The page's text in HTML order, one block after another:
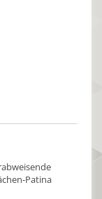
Patina